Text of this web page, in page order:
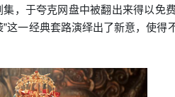
，于夸克网盘中被翻出来得以免
”这一经典套路演绎出了新意，使得